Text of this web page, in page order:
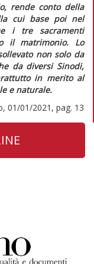
rende conto della
cui base poi nel
i tre sacramenti
il matrimonio. Lo
non solo da
da diversi Sinodi,
in merito al
e naturale.
01/01/2021, pag. 13